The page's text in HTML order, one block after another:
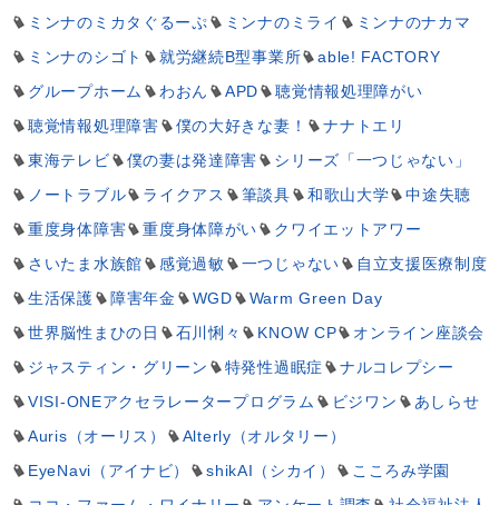
ミンナのミカタぐるーぷ ミンナのミライ
ミンナのナカマ
ミンナのシゴト
就労継続B型事業所
able! FACTORY
グループホーム
わおん APD
聴覚情報処理障がい
聴覚情報処理障害
僕の大好きな妻！
ナナトエリ
東海テレビ
僕の妻は発達障害
シリーズ「一つじゃない」
ノートラブル
ライクアス 筆談具 和歌山大学
中途失聴
重度身体障害
重度身体障がい
クワイエットアワー
さいたま水族館
感覚過敏 一つじゃない
自立支援医療制度
生活保護
障害年金 WGD
Warm Green Day
世界脳性まひの日
石川悧々 KNOW CP
オンライン座談会
ジャスティン・グリーン
特発性過眠症
ナルコレプシー
VISI-ONEアクセラレータープログラム
ビジワン
あしらせ
Auris（オーリス）
Alterly（オルタリー）
EyeNavi（アイナビ）
shikAI（シカイ）
こころみ学園